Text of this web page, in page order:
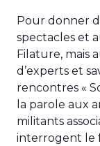
Pour donner
spectacles et
Filature, mais
d’experts et
rencontres «
la parole aux
militants
interrogent le